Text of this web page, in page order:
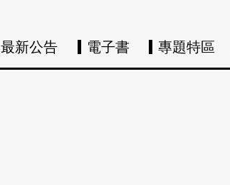
最新公告 電子書 專題特區